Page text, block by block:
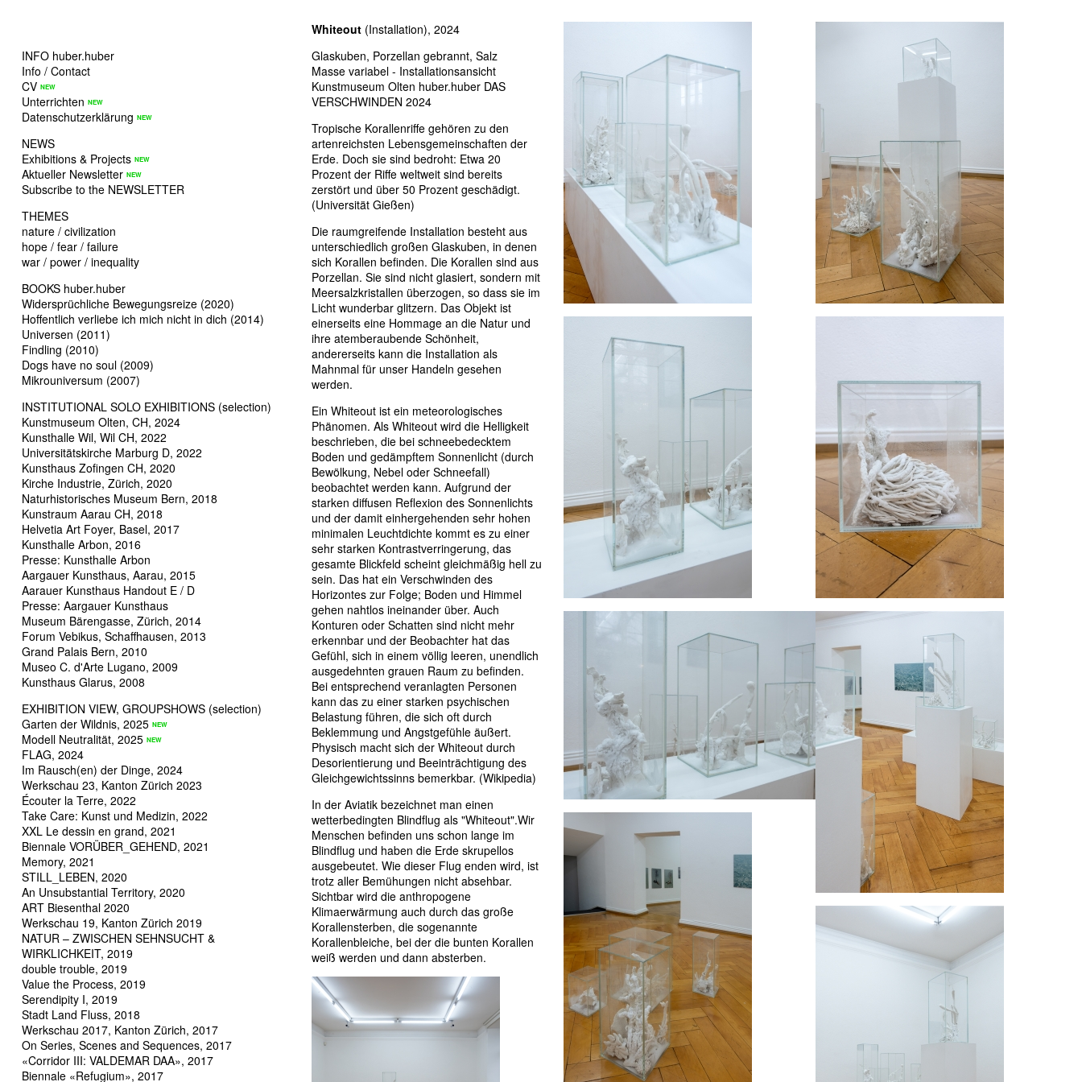
INFO huber.huber
Info / Contact
CV
Unterrichten
Datenschutzerklärung
NEWS
Exhibitions & Projects
Aktueller Newsletter
Subscribe to the NEWSLETTER
THEMES
nature / civilization
hope / fear / failure
war / power / inequality
BOOKS huber.huber
Widersprüchliche Bewegungsreize (2020)
Hoffentlich verliebe ich mich nicht in dich (2014)
Universen (2011)
Findling (2010)
Dogs have no soul (2009)
Mikrouniversum (2007)
INSTITUTIONAL SOLO EXHIBITIONS (selection)
Kunstmuseum Olten, CH, 2024
Kunsthalle Wil, Wil CH, 2022
Universitätskirche Marburg D, 2022
Kunsthaus Zofingen CH, 2020
Kirche Industrie, Zürich, 2020
Naturhistorisches Museum Bern, 2018
Kunstraum Aarau CH, 2018
Helvetia Art Foyer, Basel, 2017
Kunsthalle Arbon, 2016
Presse: Kunsthalle Arbon
Aargauer Kunsthaus, Aarau, 2015
Aarauer Kunsthaus Handout E / D
Presse: Aargauer Kunsthaus
Museum Bärengasse, Zürich, 2014
Forum Vebikus, Schaffhausen, 2013
Grand Palais Bern, 2010
Museo C. d'Arte Lugano, 2009
Kunsthaus Glarus, 2008
EXHIBITION VIEW, GROUPSHOWS (selection)
Garten der Wildnis, 2025
Modell Neutralität, 2025
FLAG, 2024
Im Rausch(en) der Dinge, 2024
Werkschau 23, Kanton Zürich 2023
Écouter la Terre, 2022
Take Care: Kunst und Medizin, 2022
XXL Le dessin en grand, 2021
Biennale VORÜBER_GEHEND, 2021
Memory, 2021
STILL_LEBEN, 2020
An Unsubstantial Territory, 2020
ART Biesenthal 2020
Werkschau 19, Kanton Zürich 2019
NATUR – ZWISCHEN SEHNSUCHT &
WIRKLICHKEIT, 2019
double trouble, 2019
Value the Process, 2019
Serendipity I, 2019
Stadt Land Fluss, 2018
Werkschau 2017, Kanton Zürich, 2017
On Series, Scenes and Sequences, 2017
«Corridor III: VALDEMAR DAA», 2017
Biennale «Refugium», 2017
Whiteout (Installation), 2024
Glaskuben, Porzellan gebrannt, Salz
Masse variabel - Installationsansicht
Kunstmuseum Olten huber.huber DAS
VERSCHWINDEN 2024
Tropische Korallenriffe gehören zu den
artenreichsten Lebensgemeinschaften der
Erde. Doch sie sind bedroht: Etwa 20
Prozent der Riffe weltweit sind bereits
zerstört und über 50 Prozent geschädigt.
(Universität Gießen)
Die raumgreifende Installation besteht aus
unterschiedlich großen Glaskuben, in denen
sich Korallen befinden. Die Korallen sind aus
Porzellan. Sie sind nicht glasiert, sondern mit
Meersalzkristallen überzogen, so dass sie im
Licht wunderbar glitzern. Das Objekt ist
einerseits eine Hommage an die Natur und
ihre atemberaubende Schönheit,
andererseits kann die Installation als
Mahnmal für unser Handeln gesehen
werden.
Ein Whiteout ist ein meteorologisches
Phänomen. Als Whiteout wird die Helligkeit
beschrieben, die bei schneebedecktem
Boden und gedämpftem Sonnenlicht (durch
Bewölkung, Nebel oder Schneefall)
beobachtet werden kann. Aufgrund der
starken diffusen Reflexion des Sonnenlichts
und der damit einhergehenden sehr hohen
minimalen Leuchtdichte kommt es zu einer
sehr starken Kontrastverringerung, das
gesamte Blickfeld scheint gleichmäßig hell zu
sein. Das hat ein Verschwinden des
Horizontes zur Folge; Boden und Himmel
gehen nahtlos ineinander über. Auch
Konturen oder Schatten sind nicht mehr
erkennbar und der Beobachter hat das
Gefühl, sich in einem völlig leeren, unendlich
ausgedehnten grauen Raum zu befinden.
Bei entsprechend veranlagten Personen
kann das zu einer starken psychischen
Belastung führen, die sich oft durch
Beklemmung und Angstgefühle äußert.
Physisch macht sich der Whiteout durch
Desorientierung und Beeinträchtigung des
Gleichgewichtssinns bemerkbar. (Wikipedia)
In der Aviatik bezeichnet man einen
wetterbedingten Blindflug als "Whiteout".Wir
Menschen befinden uns schon lange im
Blindflug und haben die Erde skrupellos
ausgebeutet. Wie dieser Flug enden wird, ist
trotz aller Bemühungen nicht absehbar.
Sichtbar wird die anthropogene
Klimaerwärmung auch durch das große
Korallensterben, die sogenannte
Korallenbleiche, bei der die bunten Korallen
weiß werden und dann absterben.